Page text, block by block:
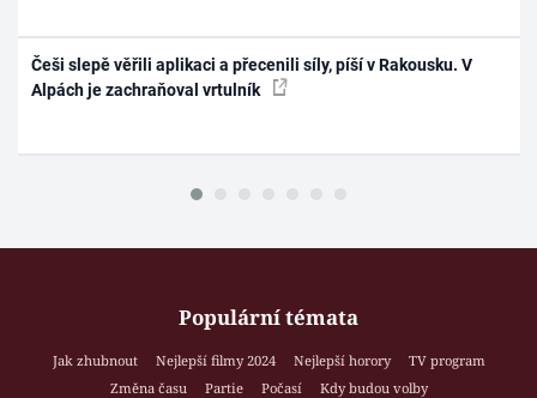
Češi slepě věřili aplikaci a přecenili síly, píší v Rakousku. V
Alpách je zachraňoval vrtulník
Populární témata
Jak zhubnout Nejlepší filmy 2024 Nejlepší horory
TV program
Změna času
Partie Počasí
Kdy budou volby